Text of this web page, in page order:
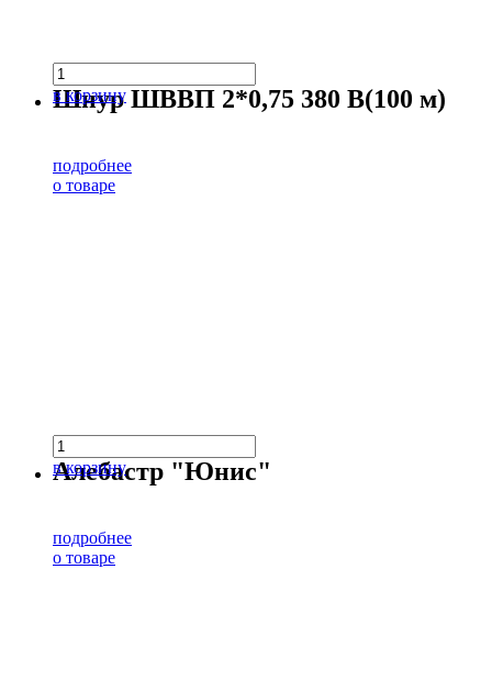
в корзину
Шнур ШВВП 2*0,75 380 В(100 м)
подробнее
о товаре
в корзину
Алебастр "Юнис"
подробнее
о товаре